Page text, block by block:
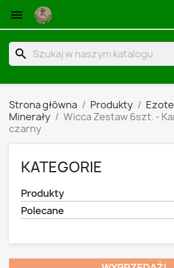

search
Strona główna Produkty
Minerały
Wicca Zestaw 6szt. -
czarny
KATEGORIE
Produkty
Polecane